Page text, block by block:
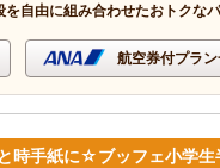
を自由に組み合わせたおトクな
航空券付プラ
時手紙に☆ブッフェ小学生